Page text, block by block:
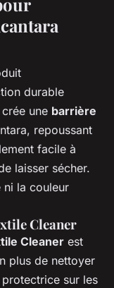
durable
une barrière
repoussant
facile à
laisser sécher.
ni la couleur
Cleaner
Cleaner est
plus de nettoyer
sur les